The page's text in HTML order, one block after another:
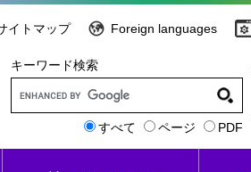
イトマップ Foreign languages
キーワード検索
すべて ページ PDF